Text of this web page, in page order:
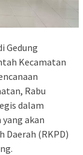
Gedung
Kecamatan
Rabu
dalam
akan
Daerah (RKPD)